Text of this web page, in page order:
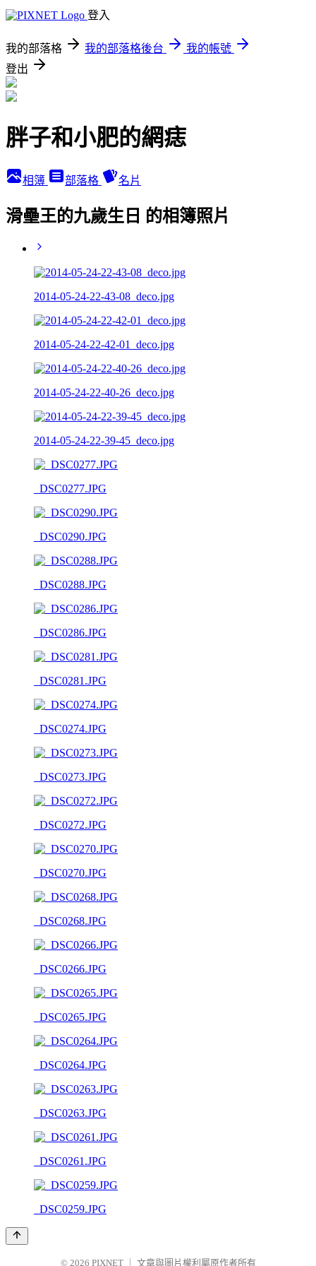
登入
我的部落格 我的部落格後台
我的帳號
登出
胖子和小肥的網痣
相簿 部落格 名片
滑壘王的九歲生日 的相簿照片
2014-05-24-22-43-08_deco.jpg
2014-05-24-22-42-01_deco.jpg
2014-05-24-22-40-26_deco.jpg
2014-05-24-22-39-45_deco.jpg
_DSC0277.JPG
_DSC0290.JPG
_DSC0288.JPG
_DSC0286.JPG
_DSC0281.JPG
_DSC0274.JPG
_DSC0273.JPG
_DSC0272.JPG
_DSC0270.JPG
_DSC0268.JPG
_DSC0266.JPG
_DSC0265.JPG
_DSC0264.JPG
_DSC0263.JPG
_DSC0261.JPG
_DSC0259.JPG
© 2026 PIXNET 文章與圖片權利屬原作者所有